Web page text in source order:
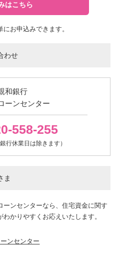
はこちら
お申込みできます。
わせ
和銀行
ーンセンター
558-255
行休業日は除きます）
ま
ンセンターなら、住宅資金に関す
かりやすくお応えいたします。
ンセンター